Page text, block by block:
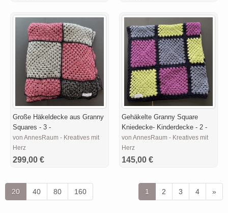
Große Häkeldecke aus Granny
Squares - 3 -
von AnnesRaum - Kreatives mit
Herz
299,00 €
Gehäkelte Granny Square
Kniedecke- Kinderdecke - 2 -
von AnnesRaum - Kreatives mit
Herz
145,00 €
20 40 80 160 1 2 3 4 »